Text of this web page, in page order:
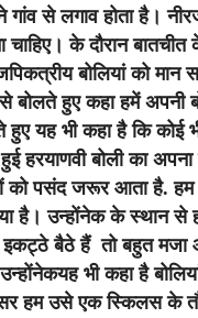
गांव से लगाव होता है।
चाहिए। के दौरान
बोलियां को मान
बोलते हुए कहा हमें अपनी
हुए यह भी कहा है कि कोई
हुई हरयाणवी बोली का
को पसंद जरूर आता है. हम
है। उन्होंनेक के स्थान से
इकट्ठे बैठे हैं तो बहुत मजा
भी कहा है
हम उसे एक स्किलस के